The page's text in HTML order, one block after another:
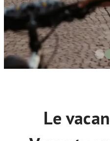
Le